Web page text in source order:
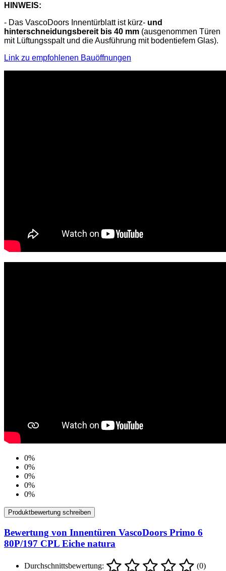
HINWEIS:
- Das VascoDoors Innentürblatt ist kürz- und
hinterschneidungsbereit bis 40 mm (ausgenommen Türen
mit Lüftungsspalt und die Ausführung mit bodentiefem Glas).
Link zu empfohlenen Bauöffnungen
0%
0%
0%
0%
0%
Produktbewertung schreiben
Bewertung von Innentüren VascoDoors Primo 6
80P/197 CPL Eiche natura
Durchschnittsbewertung: (0)